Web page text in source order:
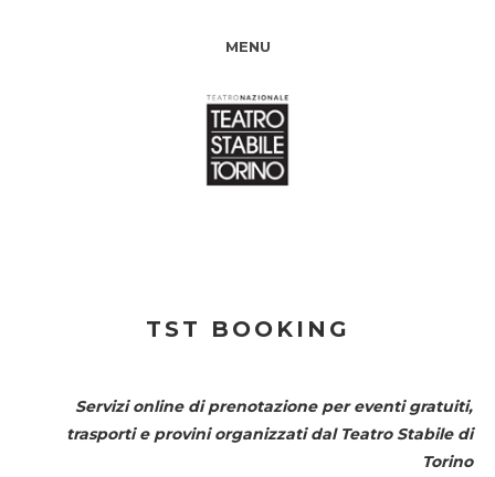
MENU
TST BOOKING
Servizi online di prenotazione per eventi gratuiti,
trasporti e provini organizzati dal Teatro Stabile di
Torino